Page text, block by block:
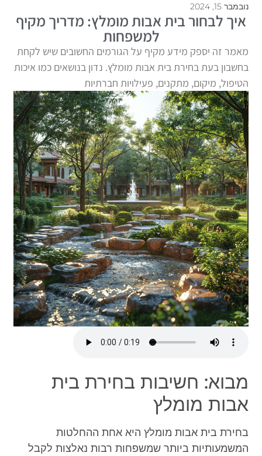
נובמבר 15, 2024
איך לבחור בית אבות מומלץ: מדריך מקיף
למשפחות
מאמר זה יספק מידע מקיף על הגורמים החשובים שיש לקחת
בחשבון בעת בחירת בית אבות מומלץ. נדון בנושאים כמו איכות
הטיפול, מיקום, מתקנים, פעילויות חברתיות
מבוא: חשיבות בחירת בית
אבות מומלץ
בחירת בית אבות מומלץ היא אחת ההחלטות
המשמעותיות ביותר שמשפחות רבות נאלצות לקבל